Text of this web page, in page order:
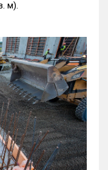
м).